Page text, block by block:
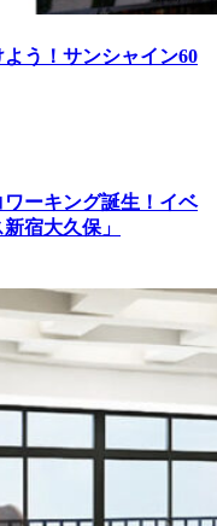
う！サンシャイン60
ーキング誕生！イベ
宿大久保」